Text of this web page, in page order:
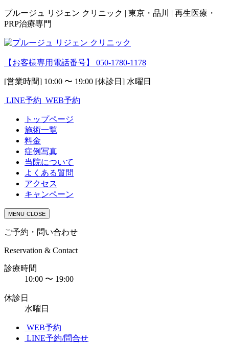
プルージュ リジェン クリニック | 東京・品川 | 再生医療・
PRP治療専門
【お客様専用電話番号】 050-1780-1178
[営業時間] 10:00 〜 19:00 [休診日] 水曜日
LINE予約 WEB予約
トップページ
施術一覧
料金
症例写真
当院について
よくある質問
アクセス
キャンペーン
MENU CLOSE
ご予約・問い合わせ
Reservation & Contact
診療時間
10:00 〜 19:00
休診日
水曜日
WEB予約
LINE予約/問合せ